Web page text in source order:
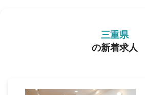
三重県
の新着求人